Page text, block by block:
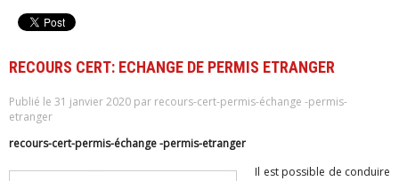
RECOURS CERT: ECHANGE DE PERMIS ETRANGER
Publié le 31 janvier 2020 par recours-cert-permis-échange -permis-
etranger
recours-cert-permis-échange -permis-etranger
Il est possible de conduire